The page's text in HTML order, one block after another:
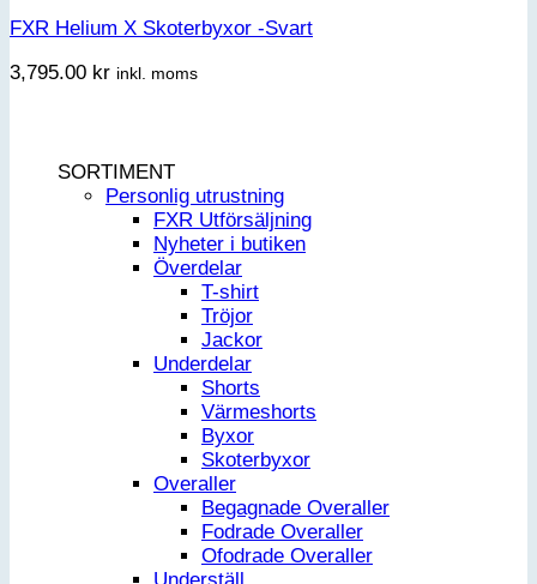
FXR Helium X Skoterbyxor -Svart
3,795.00 kr inkl. moms
SORTIMENT
Personlig utrustning
FXR Utförsäljning
Nyheter i butiken
Överdelar
T-shirt
Tröjor
Jackor
Underdelar
Shorts
Värmeshorts
Byxor
Skoterbyxor
Overaller
Begagnade Overaller
Fodrade Overaller
Ofodrade Overaller